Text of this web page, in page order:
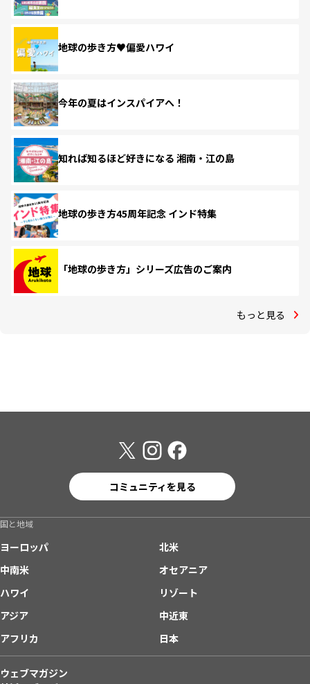
地球の歩き方♥偏愛ハワイ
今年の夏はインスパイアへ！
知れば知るほど好きになる 湘南・江の島
地球の歩き方45周年記念 インド特集
「地球の歩き方」シリーズ広告のご案内
もっと見る
コミュニティを見る
国と地域
ヨーロッパ
北米
中南米
オセアニア
ハワイ
リゾート
アジア
中近東
アフリカ
日本
ウェブマガジン